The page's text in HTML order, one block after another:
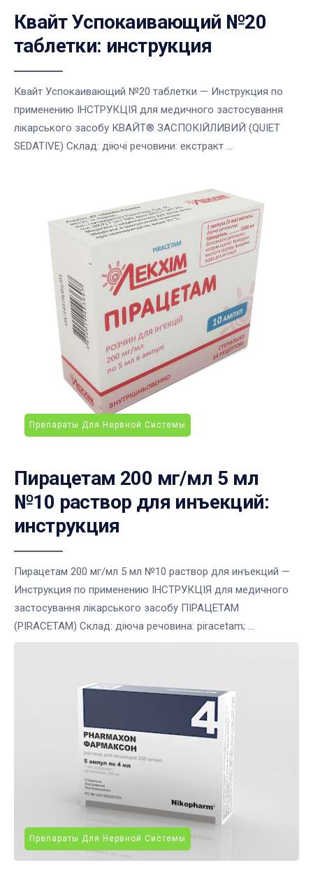
Квайт Успокаивающий №20
таблетки: инструкция
Квайт Успокаивающий №20 таблетки — Инструкция по
применению ІНСТРУКЦІЯ для медичного застосування
лікарського засобу КВАЙТ® ЗАСПОКІЙЛИВИЙ (QUIET
SEDATIVE) Склад: діючі речовини: екстракт ...
Препараты Для Нервной Системы
Пирацетам 200 мг/мл 5 мл
№10 раствор для инъекций:
инструкция
Пирацетам 200 мг/мл 5 мл №10 раствор для инъекций —
Инструкция по применению ІНСТРУКЦІЯ для медичного
застосування лікарського засобу ПІРАЦЕТАМ
(PIRACETAM) Склад: діюча речовина: piracetam; ...
Препараты Для Нервной Системы